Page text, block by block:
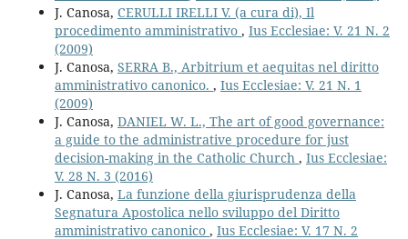
J. Canosa, CERULLI IRELLI V. (a cura di), Il
procedimento amministrativo , Ius Ecclesiae: V. 21 N. 2
(2009)
J. Canosa, SERRA B., Arbitrium et aequitas nel diritto
amministrativo canonico. , Ius Ecclesiae: V. 21 N. 1
(2009)
J. Canosa, DANIEL W. L., The art of good governance:
a guide to the administrative procedure for just
decision-making in the Catholic Church , Ius Ecclesiae:
V. 28 N. 3 (2016)
J. Canosa, La funzione della giurisprudenza della
Segnatura Apostolica nello sviluppo del Diritto
amministrativo canonico , Ius Ecclesiae: V. 17 N. 2